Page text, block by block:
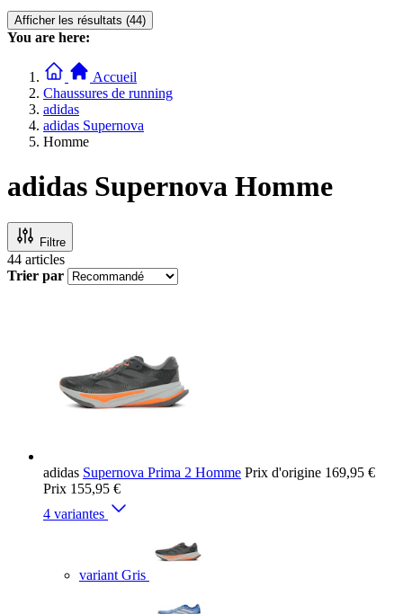
Afficher les résultats (44)
You are here:
Accueil
Chaussures de running
adidas
adidas Supernova
Homme
adidas Supernova Homme
Filtre
44 articles
Trier par
adidas Supernova Prima 2 Homme Prix d'origine 169,95 €
Prix 155,95 €
4 variantes
variant Gris